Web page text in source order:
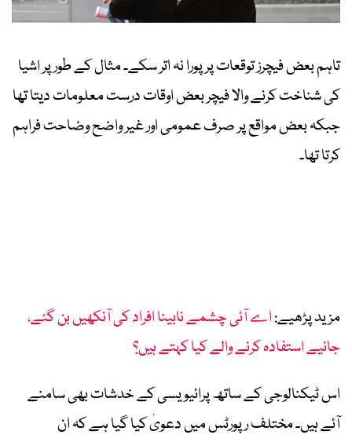
تاہم بعض فیچرز توقعات پر پورا نہ اتر سکے۔ مثال کے طور پر اشیا
کی شناخت کرنے والا فیچر بعض اوقات درست معلومات دیتا تھا
جبکہ بعض مواقع پر صرف عمومی اور غیر واضح وضاحت فراہم
کرتا تھا۔
مزید پڑھیے:اے آئی چشمے نابینا افراد کی آنکھیں بن گئے،
جانیے استفادہ کرنے والے کیا کہتے ہیں؟
اس ٹیکنالوجی کے ساتھ پرائیویسی کے خدشات بھی سامنے
آئے ہیں۔ مختلف رپورٹس میں دعویٰ کیا گیا ہے کہ ان